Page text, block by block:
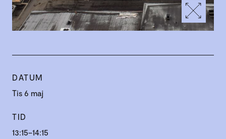
DATUM
Tis 6 maj
TID
13:15–14:15